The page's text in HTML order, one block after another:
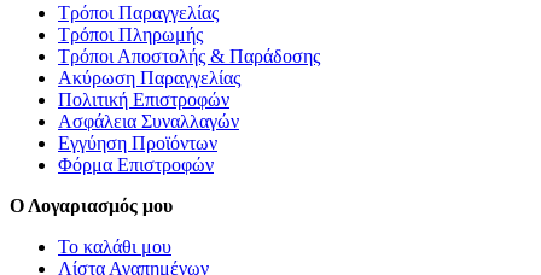
Τρόποι Παραγγελίας
Τρόποι Πληρωμής
Τρόποι Αποστολής & Παράδοσης
Ακύρωση Παραγγελίας
Πολιτική Επιστροφών
Ασφάλεια Συναλλαγών
Εγγύηση Προϊόντων
Φόρμα Επιστροφών
Ο Λογαριασμός μου
Το καλάθι μου
Λίστα Αγαπημένων